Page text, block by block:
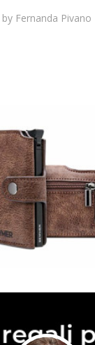
by Fernanda Pivano